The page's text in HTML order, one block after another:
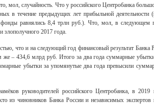
мол, случайность. Что у российского Центробанка
в течение предыдущих лет прибыльной деятельности
фонды равнялись 8,4 трлн руб.). Что, мол, в следующем
злополучного 2017 года.
что и на следующий год финансовый результат Банка
– 434,6 млрд руб. Итого за два года суммарные
убытки за упомянутые два года превысили
руководителей российского Центробанка, в
из чиновников Банка России и независимых